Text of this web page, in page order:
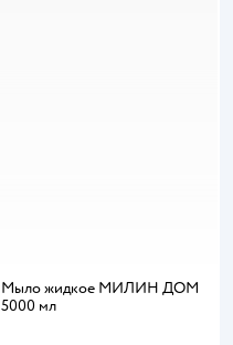
Мыло жидкое МИЛИН ДОМ
5000 мл